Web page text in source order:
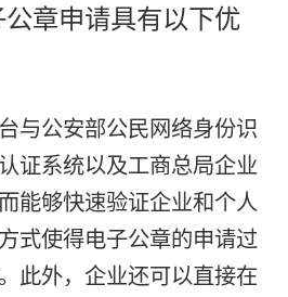
章申请具有以下优
与公安部公民网络身份识
证系统以及工商总局企业
能够快速验证企业和个人
式使得电子公章的申请过
此外，企业还可以直接在